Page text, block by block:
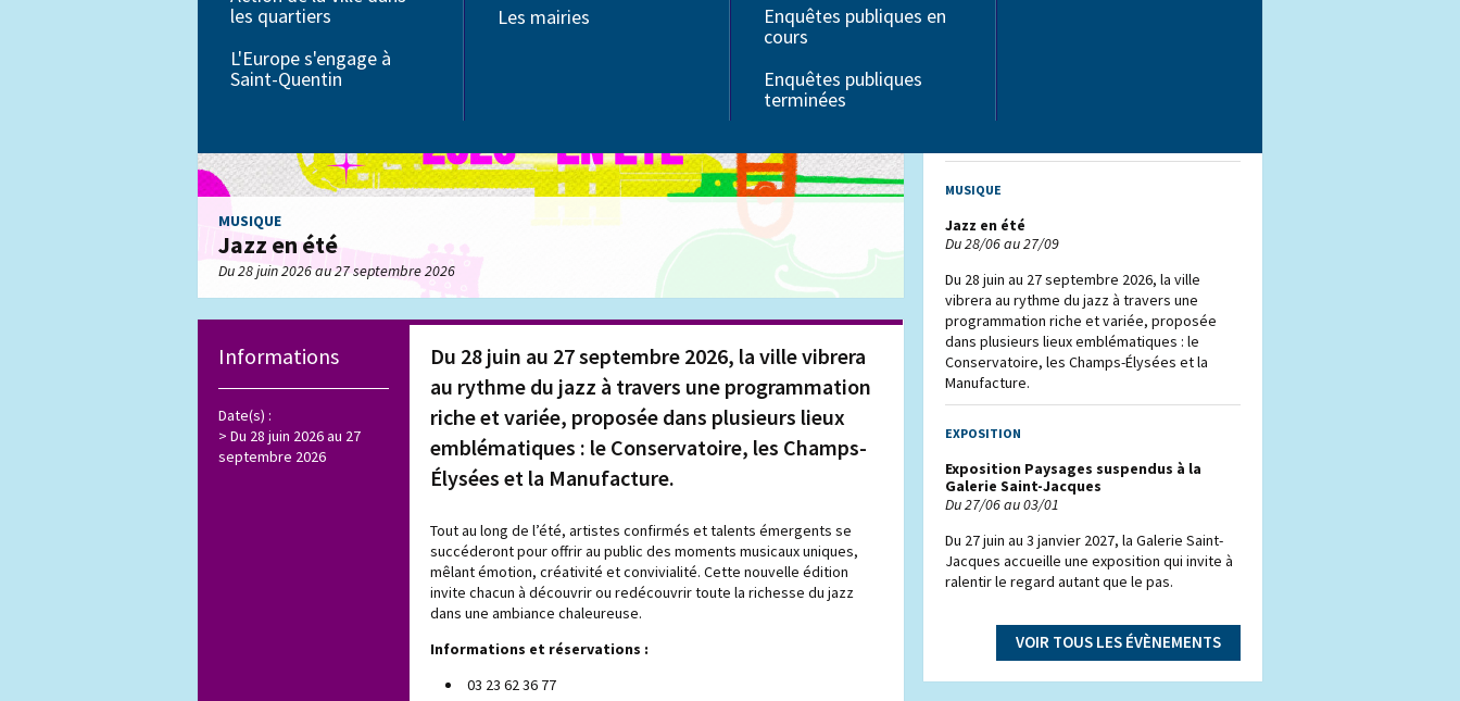
Éducation
Associations
les quartiers
L'Europe s'engage à
Saint-Quentin
Les mairies
Enquêtes publiques en
cours
Enquêtes publiques
terminées
MUSIQUE
Jazz en été
Du 28 juin 2026 au 27 septembre 2026
Informations
Date(s) :
Du 28 juin 2026 au 27
septembre 2026
Du 28 juin au 27 septembre 2026, la ville vibrera
au rythme du jazz à travers une programmation
riche et variée, proposée dans plusieurs lieux
emblématiques : le Conservatoire, les Champs-
Élysées et la Manufacture.
Tout au long de l’été, artistes confirmés et talents émergents se
succéderont pour offrir au public des moments musicaux uniques,
mêlant émotion, créativité et convivialité. Cette nouvelle édition
invite chacun à découvrir ou redécouvrir toute la richesse du jazz
dans une ambiance chaleureuse.
Informations et réservations :
03 23 62 36 77
une programmation variée, accessible à tous
MUSIQUE
Jazz en été
Du 28/06 au 27/09
Du 28 juin au 27 septembre 2026, la ville
vibrera au rythme du jazz à travers une
programmation riche et variée, proposée
dans plusieurs lieux emblématiques : le
Conservatoire, les Champs-Élysées et la
Manufacture.
EXPOSITION
Exposition Paysages suspendus à la
Galerie Saint-Jacques
Du 27/06 au 03/01
Du 27 juin au 3 janvier 2027, la Galerie Saint-
Jacques accueille une exposition qui invite à
ralentir le regard autant que le pas.
VOIR TOUS LES ÉVÈNEMENTS